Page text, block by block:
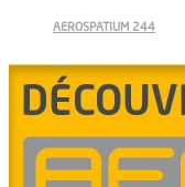
AEROSPATIUM 244